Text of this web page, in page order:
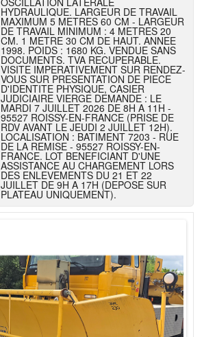
HYDRAULIQUE. LARGEUR DE TRAVAIL
MAXIMUM 5 METRES 60 CM - LARGEUR
DE TRAVAIL MINIMUM : 4 METRES 20
CM. 1 METRE 30 CM DE HAUT. ANNEE
1998. POIDS : 1680 KG. VENDUE SANS
DOCUMENTS. TVA RECUPERABLE.
VISITE IMPERATIVEMENT SUR RENDEZ-
VOUS SUR PRESENTATION DE PIECE
D'IDENTITE PHYSIQUE, CASIER
JUDICIAIRE VIERGE DEMANDE : LE
MARDI 7 JUILLET 2026 DE 8H A 11H -
95527 ROISSY-EN-FRANCE (PRISE DE
RDV AVANT LE JEUDI 2 JUILLET 12H).
LOCALISATION : BATIMENT 7203 - RUE
DE LA REMISE - 95527 ROISSY-EN-
FRANCE. LOT BENEFICIANT D'UNE
ASSISTANCE AU CHARGEMENT LORS
DES ENLEVEMENTS DU 21 ET 22
JUILLET DE 9H A 17H (DEPOSE SUR
PLATEAU UNIQUEMENT).